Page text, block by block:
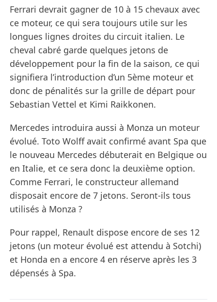
Ferrari devrait gagner de 10 à 15 chevaux avec
ce moteur, ce qui sera toujours utile sur les
longues lignes droites du circuit italien. Le
cheval cabré garde quelques jetons de
développement pour la fin de la saison, ce qui
signifiera l’introduction d’un 5ème moteur et
donc de pénalités sur la grille de départ pour
Sebastian Vettel et Kimi Raikkonen.
Mercedes introduira aussi à Monza un moteur
évolué. Toto Wolff avait confirmé avant Spa que
le nouveau Mercedes débuterait en Belgique ou
en Italie, et ce sera donc la deuxième option.
Comme Ferrari, le constructeur allemand
disposait encore de 7 jetons. Seront-ils tous
utilisés à Monza ?
Pour rappel, Renault dispose encore de ses 12
jetons (un moteur évolué est attendu à Sotchi)
et Honda en a encore 4 en réserve après les 3
dépensés à Spa.